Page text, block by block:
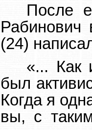
После
Рабинович
(24)
«... Как
был
Когда я
вы, с